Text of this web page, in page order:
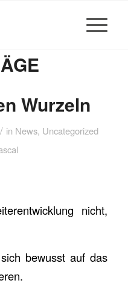
Wurzeln
/ in News, Uncategorized
nicht,
bewusst auf das